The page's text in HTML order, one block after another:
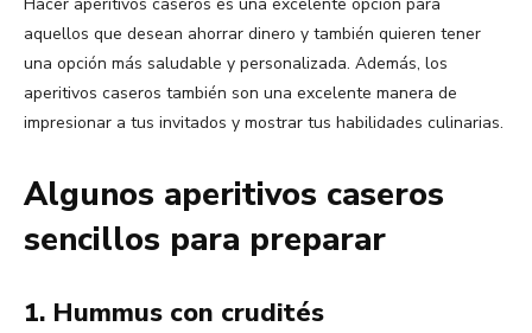
aquellos que desean ahorrar dinero y también quieren tener
una opción más saludable y personalizada. Además, los
aperitivos caseros también son una excelente manera de
impresionar a tus invitados y mostrar tus habilidades culinarias.
Algunos aperitivos caseros
sencillos para preparar
1. Hummus con crudités